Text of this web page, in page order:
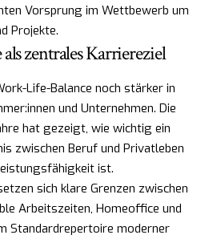
Vorsprung im Wettbewerb um
Projekte.
zentrales Karriereziel
Life-Balance noch stärker in
und Unternehmen. Die
hat gezeigt, wie wichtig ein
zwischen Beruf und Privatleben
ist.
sich klare Grenzen zwischen
Arbeitszeiten, Homeoffice und
Standardrepertoire moderner